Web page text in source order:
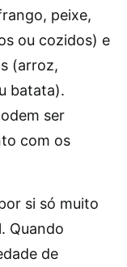
peixe,
ou cozidos) e
(arroz,
batata).
ser
com os
si só muito
Quando
de